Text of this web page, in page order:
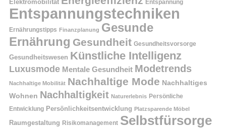
Elektromobilität Entspannung
Entspannungstechniken
Ernährungstipps Finanzplanung Gesunde
Ernährung Gesundheit Gesundheitsvorsorge
Gesundheitswesen Künstliche Intelligenz
Luxusmode Mentale Gesundheit Modetrends
Nachhaltige Mobilität Nachhaltige Mode Nachhaltiges
Wohnen Nachhaltigkeit Naturerlebnis Persönliche
Entwicklung Persönlichkeitsentwicklung Platzsparende Möbel
Raumgestaltung Risikomanagement Selbstfürsorge